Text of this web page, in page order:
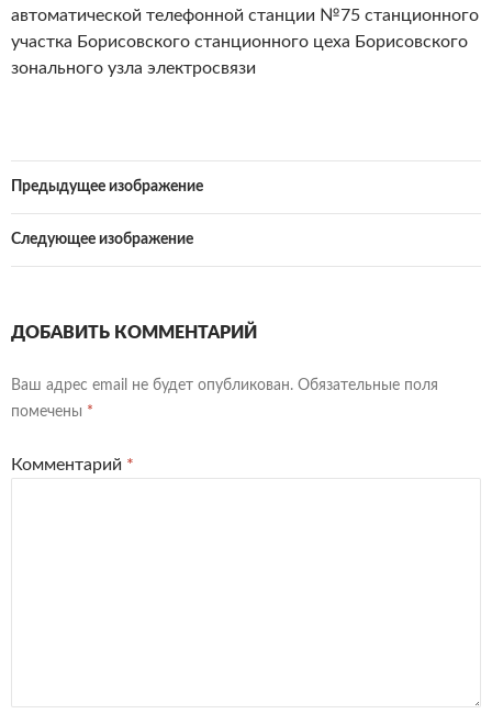
автоматической телефонной станции №75 станционного
участка Борисовского станционного цеха Борисовского
зонального узла электросвязи
Предыдущее изображение
Следующее изображение
ДОБАВИТЬ КОММЕНТАРИЙ
Ваш адрес email не будет опубликован. Обязательные поля
помечены *
Комментарий *